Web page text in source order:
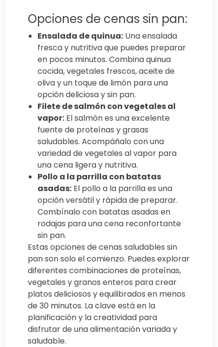
Opciones de cenas sin pan:
Ensalada de quinua: Una ensalada
fresca y nutritiva que puedes preparar
en pocos minutos. Combina quinua
cocida, vegetales frescos, aceite de
oliva y un toque de limón para una
opción deliciosa y sin pan.
Filete de salmón con vegetales al
vapor: El salmón es una excelente
fuente de proteínas y grasas
saludables. Acompáñalo con una
variedad de vegetales al vapor para
una cena ligera y nutritiva.
Pollo a la parrilla con batatas
asadas: El pollo a la parrilla es una
opción versátil y rápida de preparar.
Combínalo con batatas asadas en
rodajas para una cena reconfortante
sin pan.
Estas opciones de cenas saludables sin
pan son solo el comienzo. Puedes explorar
diferentes combinaciones de proteínas,
vegetales y granos enteros para crear
platos deliciosos y equilibrados en menos
de 30 minutos. La clave está en la
planificación y la creatividad para
disfrutar de una alimentación variada y
saludable.